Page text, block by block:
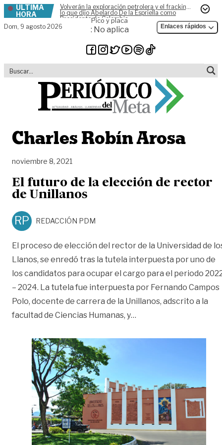
Skip to content
ÚLTIMA
HORA
Volverán la exploración petrolera y el fracking,
lo que dijo Abelardo De la Espriella como
Presidente de Colombia
Dom, 9 agosto 2026
Pico y placa
: No aplica Enlaces rápidos
Charles Robín Arosa
noviembre 8, 2021
El futuro de la elección de rector
de Unillanos
RP REDACCIÓN PDM
El proceso de elección del rector de la Universidad de
Llanos, se enredó tras la tutela interpuesta por uno de
los candidatos para ocupar el cargo para el periodo
– 2024. La tutela fue interpuesta por Fernando Campos
Polo, docente de carrera de la Unillanos, adscrito a la
facultad de Ciencias Humanas, y…